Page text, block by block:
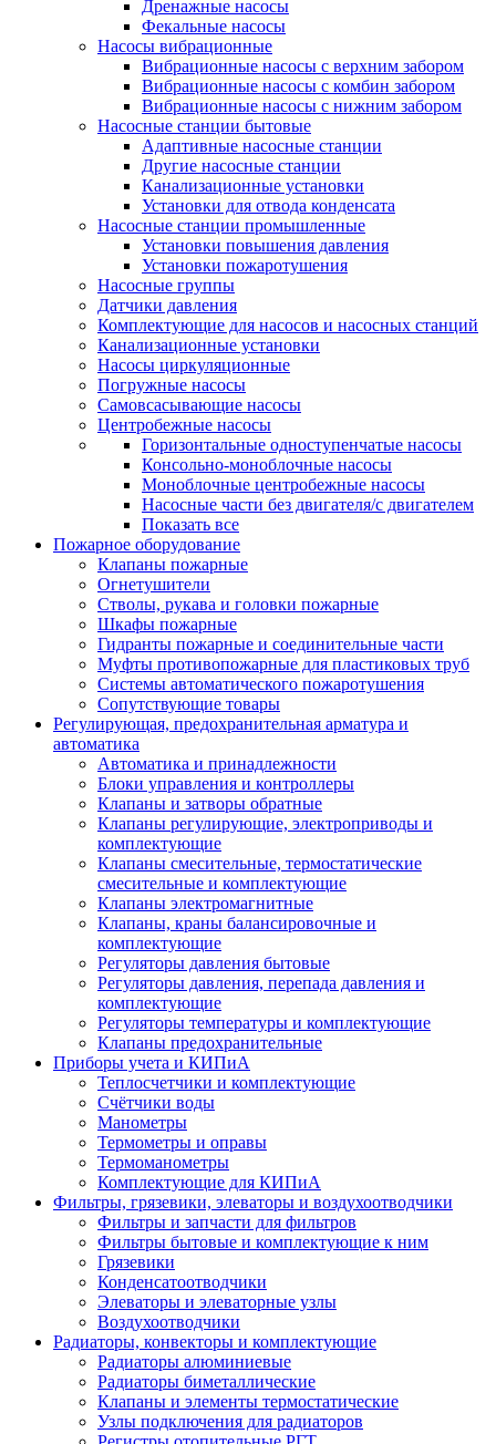
Дренажные насосы
Фекальные насосы
Насосы вибрационные
Вибрационные насосы с верхним забором
Вибрационные насосы с комбин забором
Вибрационные насосы с нижним забором
Насосные станции бытовые
Адаптивные насосные станции
Другие насосные станции
Канализационные установки
Установки для отвода конденсата
Насосные станции промышленные
Установки повышения давления
Установки пожаротушения
Насосные группы
Датчики давления
Комплектующие для насосов и насосных станций
Канализационные установки
Насосы циркуляционные
Погружные насосы
Самовсасывающие насосы
Центробежные насосы
Горизонтальные одноступенчатые насосы
Консольно-моноблочные насосы
Моноблочные центробежные насосы
Насосные части без двигателя/с двигателем
Показать все
Пожарное оборудование
Клапаны пожарные
Огнетушители
Стволы, рукава и головки пожарные
Шкафы пожарные
Гидранты пожарные и соединительные части
Муфты противопожарные для пластиковых труб
Системы автоматического пожаротушения
Сопутствующие товары
Регулирующая, предохранительная арматура и
автоматика
Автоматика и принадлежности
Блоки управления и контроллеры
Клапаны и затворы обратные
Клапаны регулирующие, электроприводы и
комплектующие
Клапаны смесительные, термостатические
смесительные и комплектующие
Клапаны электромагнитные
Клапаны, краны балансировочные и
комплектующие
Регуляторы давления бытовые
Регуляторы давления, перепада давления и
комплектующие
Регуляторы температуры и комплектующие
Клапаны предохранительные
Приборы учета и КИПиА
Теплосчетчики и комплектующие
Счётчики воды
Манометры
Термометры и оправы
Термоманометры
Комплектующие для КИПиА
Фильтры, грязевики, элеваторы и воздухоотводчики
Фильтры и запчасти для фильтров
Фильтры бытовые и комплектующие к ним
Грязевики
Конденсатоотводчики
Элеваторы и элеваторные узлы
Воздухоотводчики
Радиаторы, конвекторы и комплектующие
Радиаторы алюминиевые
Радиаторы биметаллические
Клапаны и элементы термостатические
Узлы подключения для радиаторов